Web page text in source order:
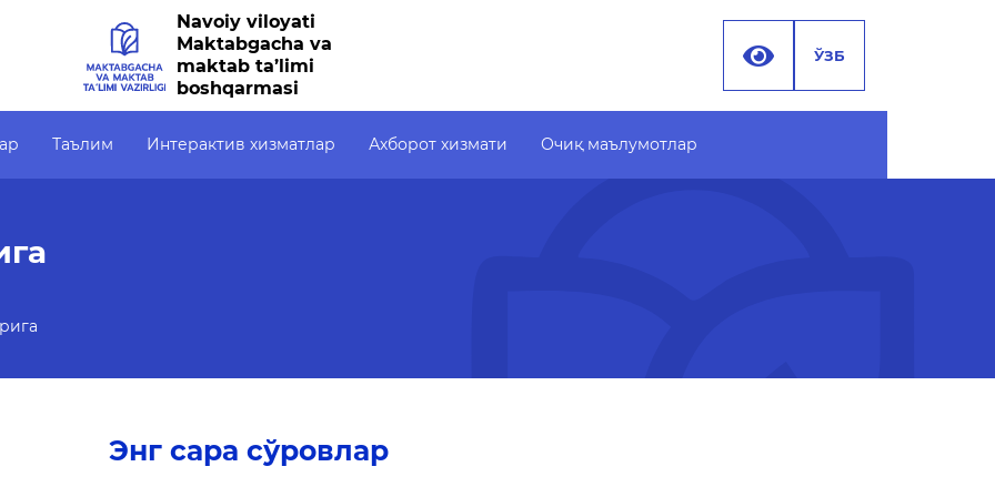
Электрон кундалик
Электрон шаҳодатнома
Рақамли кутубхона Галерея
Ахборот хизмати
тўплами
Navoiy viloyati
Maktabgacha va
maktab ta’limi
boshqarmasi
ЎЗБ
Таълим Интерактив хизматлар Ахборот хизмати Очиқ маълумотлар
Энг сара сўровлар